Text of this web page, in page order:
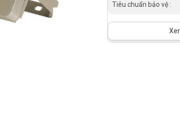
Tiêu chuẩn bảo vệ :